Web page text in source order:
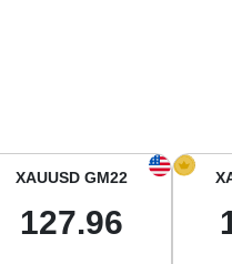
XAUUSD GM22
127.96